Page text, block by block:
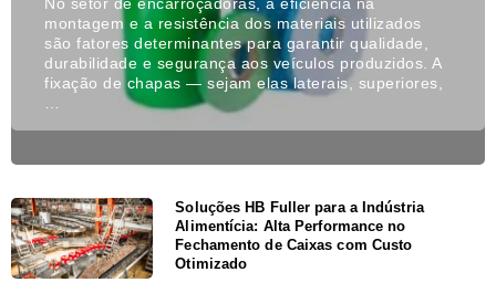
montagem e a resistência dos materiais utilizados
são fatores determinantes para garantir qualidade,
durabilidade e segurança aos veículos produzidos. A
fixação de chapas — sejam elas laterais, superiores,
Soluções HB Fuller para a Indústria
Alimentícia: Alta Performance no
Fechamento de Caixas com Custo
Otimizado